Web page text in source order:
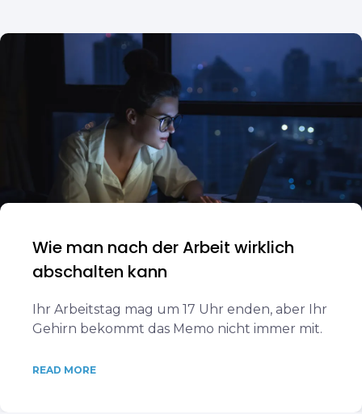
Wie man nach der Arbeit wirklich
abschalten kann
Ihr Arbeitstag mag um 17 Uhr enden, aber Ihr
Gehirn bekommt das Memo nicht immer mit.
READ MORE